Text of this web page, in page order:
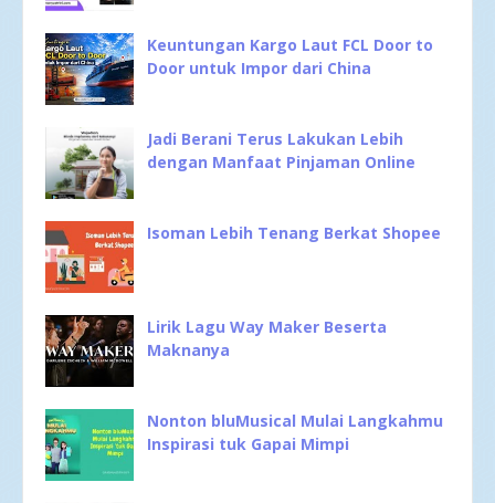
Keuntungan Kargo Laut FCL Door to
Door untuk Impor dari China
Jadi Berani Terus Lakukan Lebih
dengan Manfaat Pinjaman Online
Isoman Lebih Tenang Berkat Shopee
Lirik Lagu Way Maker Beserta
Maknanya
Nonton bluMusical Mulai Langkahmu
Inspirasi tuk Gapai Mimpi